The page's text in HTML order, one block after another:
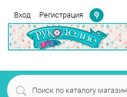
Вход Регистрация
Определение